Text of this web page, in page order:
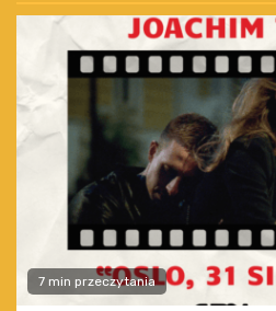
7 min przeczytania